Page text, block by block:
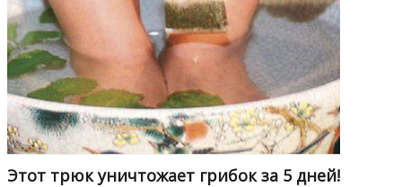
Этот трюк уничтожает грибок за 5 дней!